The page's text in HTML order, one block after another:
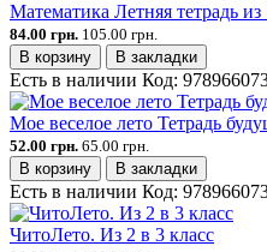
Математика Летняя тетрадь из
84.00 грн. 105.00 грн.
В корзину
В закладки
Есть в наличии Код:
Мое веселое лето Тетрадь
52.00 грн. 65.00 грн.
В корзину
В закладки
Есть в наличии Код:
ЧитоЛето. Из 2 в 3 класс